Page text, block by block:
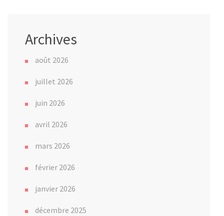
Archives
août 2026
juillet 2026
juin 2026
avril 2026
mars 2026
février 2026
janvier 2026
décembre 2025